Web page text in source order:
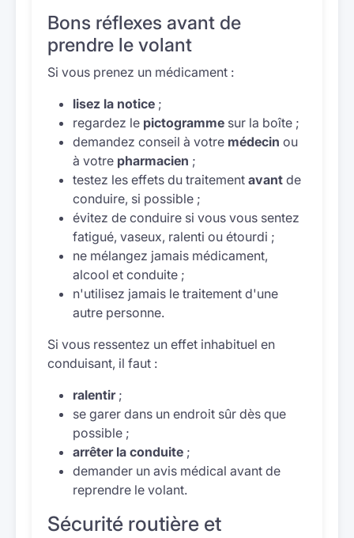
Bons réflexes avant de
prendre le volant
Si vous prenez un médicament :
lisez la notice ;
regardez le pictogramme sur la boîte ;
demandez conseil à votre médecin ou
à votre pharmacien ;
testez les effets du traitement avant de
conduire, si possible ;
évitez de conduire si vous vous sentez
fatigué, vaseux, ralenti ou étourdi ;
ne mélangez jamais médicament,
alcool et conduite ;
n'utilisez jamais le traitement d'une
autre personne.
Si vous ressentez un effet inhabituel en
conduisant, il faut :
ralentir;
se garer dans un endroit sûr dès que
possible ;
arrêter la conduite ;
demander un avis médical avant de
reprendre le volant.
Sécurité routière et